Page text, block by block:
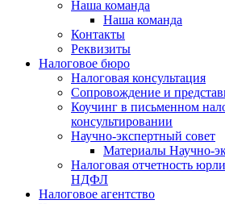
Наша команда
Наша команда
Контакты
Реквизиты
Налоговое бюро
Налоговая консультация
Cопровождение и
Коучинг в письменном
консультировании
Научно-экспертный совет
Материалы Научно-
Налоговая отчетность
НДФЛ
Налоговое агентство